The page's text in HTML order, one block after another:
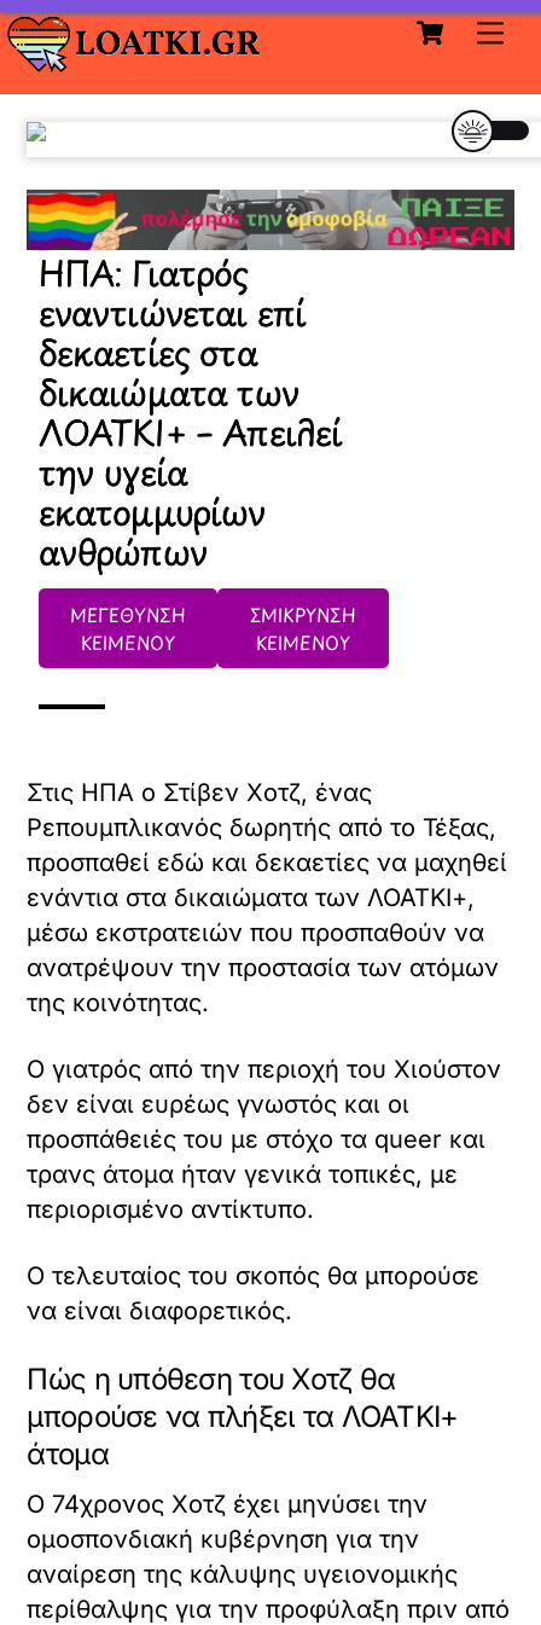
Skip
to
content
Cart
ΗΠΑ: Γιατρός
εναντιώνεται επί
δεκαετίες στα
δικαιώματα των
ΛΟΑΤΚΙ+ – Απειλεί
την υγεία
εκατομμυρίων
ανθρώπων
ΜΕΓΕΘΥΝΣΗ
ΚΕΙΜΕΝΟΥ
ΣΜΙΚΡΥΝΣΗ
ΚΕΙΜΕΝΟΥ
Στις ΗΠΑ ο Στίβεν Χoτζ, ένας
Ρεπουμπλικανός δωρητής από το Τέξας,
προσπαθεί εδώ και δεκαετίες να μαχηθεί
ενάντια στα δικαιώματα των ΛΟΑΤΚΙ+,
μέσω εκστρατειών που προσπαθούν να
ανατρέψουν την προστασία των ατόμων
της κοινότητας.
Ο γιατρός από την περιοχή του Χιούστον
δεν είναι ευρέως γνωστός και οι
προσπάθειές του με στόχο τα queer και
τρανς άτομα ήταν γενικά τοπικές, με
περιορισμένο αντίκτυπο.
Ο τελευταίος του σκοπός θα μπορούσε
να είναι διαφορετικός.
Πώς η υπόθεση του Χoτζ θα
μπορούσε να πλήξει τα ΛΟΑΤΚΙ+
άτομα
Ο 74χρονος Χoτζ έχει μηνύσει την
ομοσπονδιακή κυβέρνηση για την
αναίρεση της κάλυψης υγειονομικής
περίθαλψης για την προφύλαξη πριν από